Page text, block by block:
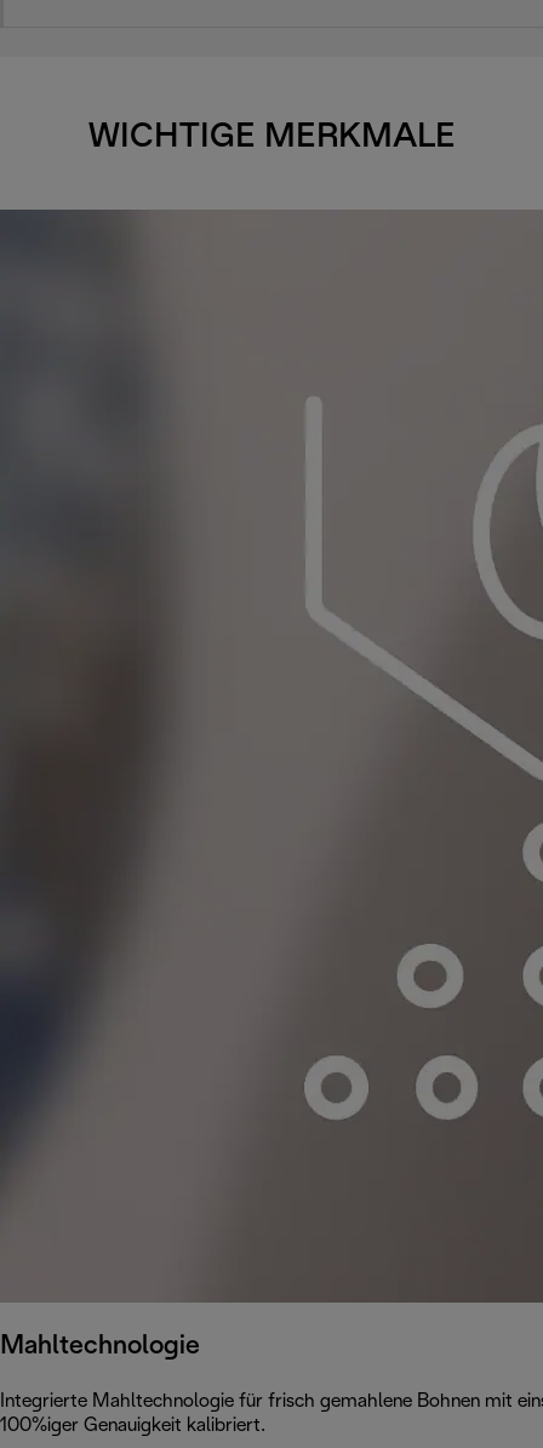
WICHTIGE MERKMALE
Mahltechnologie
Integrierte Mahltechnologie für frisch gemahlene Bohnen mit
100%iger Genauigkeit kalibriert.